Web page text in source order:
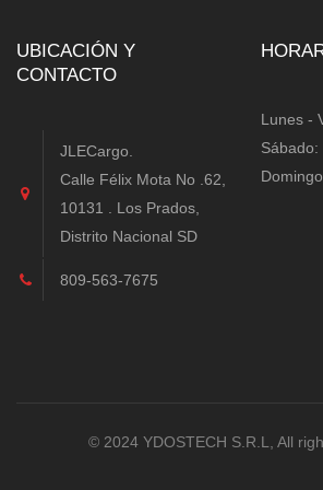
UBICACIÓN Y
CONTACTO
JLECargo.
Calle Félix Mota No .62,
10131 . Los Prados,
Distrito Nacional SD
809-563-7675
Lunes -
Sábado:
© 2024 YDOSTECH S.R.L, All